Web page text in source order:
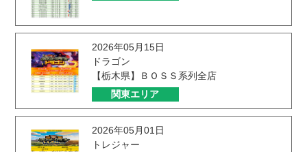
2026年05月15日
ドラゴン
【栃木県】ＢＯＳＳ系列全店
関東エリア
2026年05月01日
トレジャー